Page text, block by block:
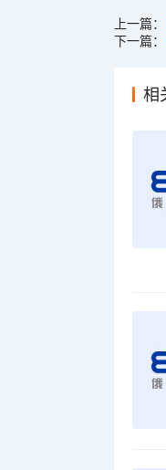
上一篇：
下一篇：
相